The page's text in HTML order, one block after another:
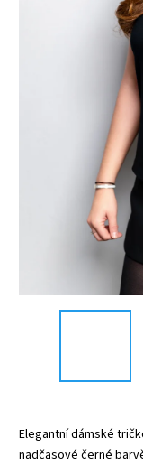
Elegantní dámské
nadčasové černé